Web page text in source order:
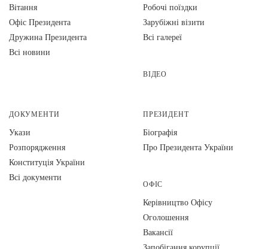
Вiтання
Офіс Президента
Дружина Президента
Всі новини
Робочі поїздки
Зарубіжні візити
Всі галереї
ВІДЕО
ДОКУМЕНТИ
Укази
Розпорядження
Конституція України
Всі документи
ПРЕЗИДЕНТ
Біографія
Про Президента України
ОФІС
Керівництво Офісу
Оголошення
Вакансії